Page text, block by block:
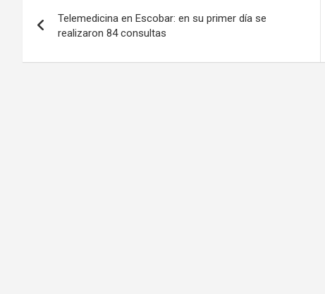
de
entradas
Telemedicina en Escobar: en su primer día se
realizaron 84 consultas